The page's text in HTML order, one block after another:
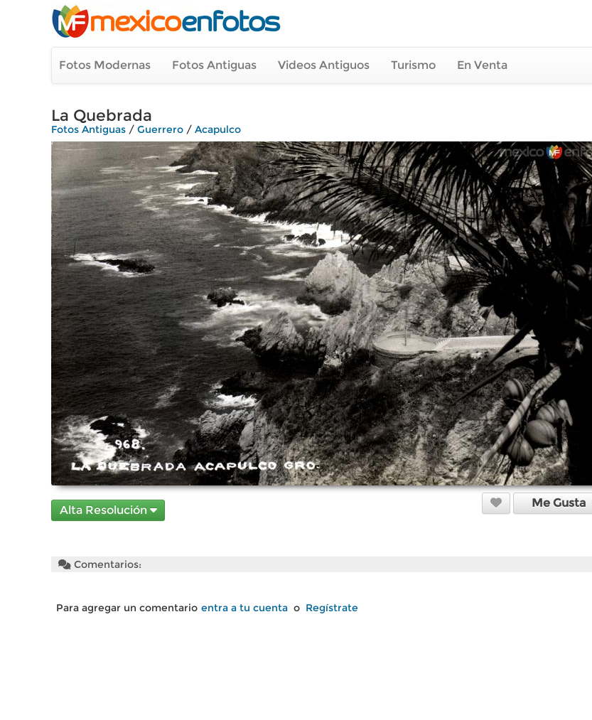
Fotos Modernas Fotos Antiguas Videos Antiguos Turismo En Venta
La Quebrada
Fotos Antiguas / Guerrero / Acapulco
Alta Resolución
Me Gusta
Comentarios:
Para agregar un comentario entra a tu cuenta o Regístrate